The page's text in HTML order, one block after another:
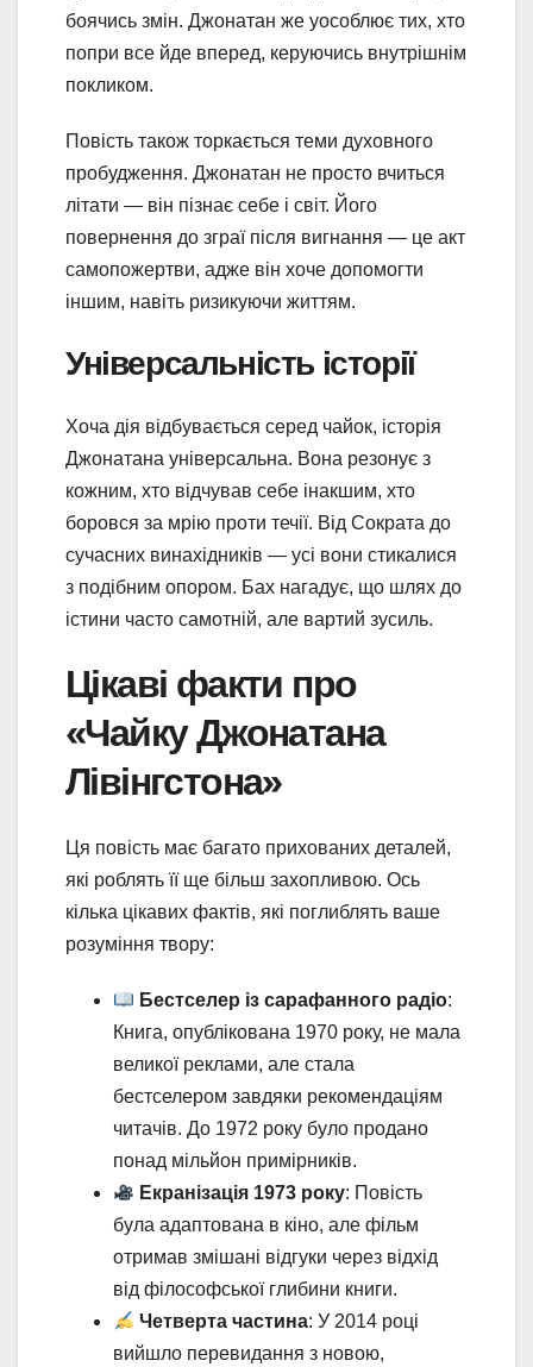
боячись змін. Джонатан же уособлює тих, хто
попри все йде вперед, керуючись внутрішнім
покликом.
Повість також торкається теми духовного
пробудження. Джонатан не просто вчиться
літати — він пізнає себе і світ. Його
повернення до зграї після вигнання — це акт
самопожертви, адже він хоче допомогти
іншим, навіть ризикуючи життям.
Універсальність історії
Хоча дія відбувається серед чайок, історія
Джонатана універсальна. Вона резонує з
кожним, хто відчував себе інакшим, хто
боровся за мрію проти течії. Від Сократа до
сучасних винахідників — усі вони стикалися
з подібним опором. Бах нагадує, що шлях до
істини часто самотній, але вартий зусиль.
Цікаві факти про
«Чайку Джонатана
Лівінгстона»
Ця повість має багато прихованих деталей,
які роблять її ще більш захопливою. Ось
кілька цікавих фактів, які поглиблять ваше
розуміння твору:
Бестселер із сарафанного радіо:
Книга, опублікована 1970 року, не мала
великої реклами, але стала
бестселером завдяки рекомендаціям
читачів. До 1972 року було продано
понад мільйон примірників.
Екранізація 1973 року: Повість
була адаптована в кіно, але фільм
отримав змішані відгуки через відхід
від філософської глибини книги.
Четверта частина: У 2014 році
вийшло перевидання з новою,